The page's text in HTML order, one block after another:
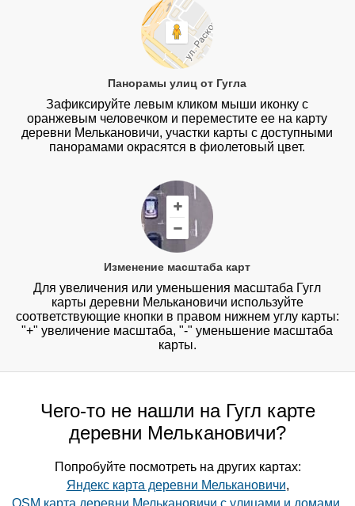
Панорамы улиц от Гугла
Зафиксируйте левым кликом мыши иконку с
оранжевым человечком и переместите ее на карту
деревни Мелькановичи, участки карты с доступными
панорамами окрасятся в фиолетовый цвет.
Изменение масштаба карт
Для увеличения или уменьшения масштаба Гугл
карты деревни Мелькановичи используйте
соответствующие кнопки в правом нижнем углу карты:
"+" увеличение масштаба, "-" уменьшение масштаба
карты.
Чего-то не нашли на Гугл карте
деревни Мелькановичи?
Попробуйте посмотреть на других картах:
Яндекс карта деревни Мелькановичи,